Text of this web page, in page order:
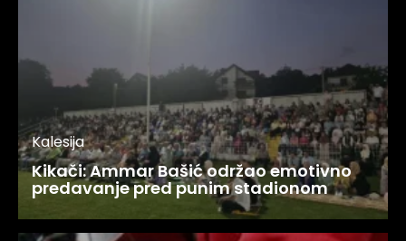
Kalesija
Kikači: Ammar Bašić održao emotivno
predavanje pred punim stadionom